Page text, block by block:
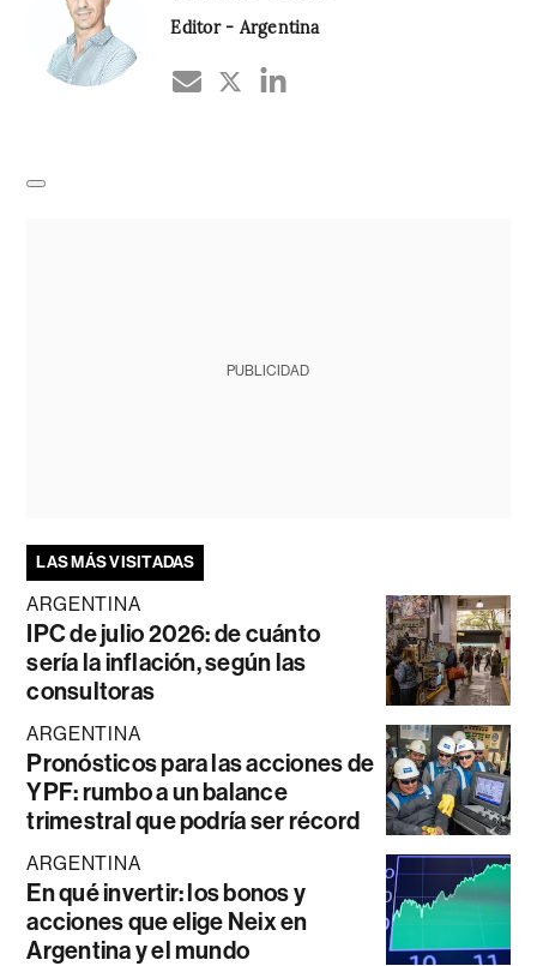
Editor - Argentina
PUBLICIDAD
LAS MÁS VISITADAS
ARGENTINA
IPC de julio 2026: de cuánto
sería la inflación, según las
consultoras
ARGENTINA
Pronósticos para las acciones de
YPF: rumbo a un balance
trimestral que podría ser récord
ARGENTINA
En qué invertir: los bonos y
acciones que elige Neix en
Argentina y el mundo